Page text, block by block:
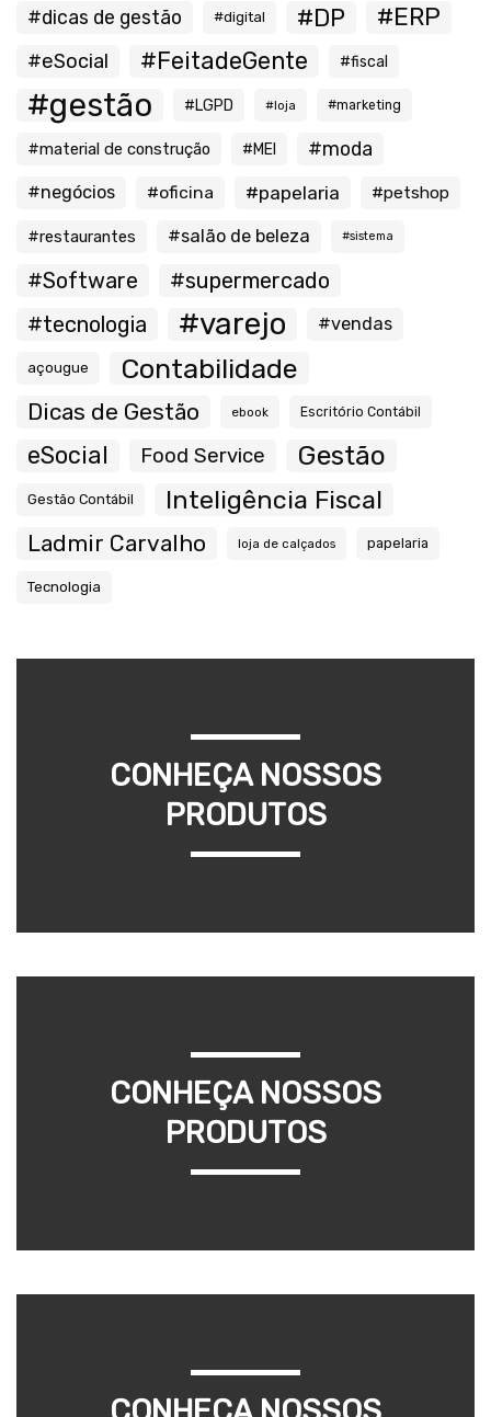
#dicas de gestão #digital #DP #ERP
#eSocial #FeitadeGente #fiscal
#gestão #LGPD #loja #marketing
#material de construção #MEI #moda
#negócios #oficina #papelaria #petshop
#restaurantes #salão de beleza #sistema
#Software
#supermercado
#tecnologia
#varejo #vendas
açougue Contabilidade
Dicas de Gestão ebook Escritório Contábil
eSocial Food Service Gestão
Gestão Contábil Inteligência Fiscal
Ladmir Carvalho loja de calçados papelaria
Tecnologia
CONHEÇA NOSSOS
PRODUTOS
CONHEÇA NOSSOS
PRODUTOS